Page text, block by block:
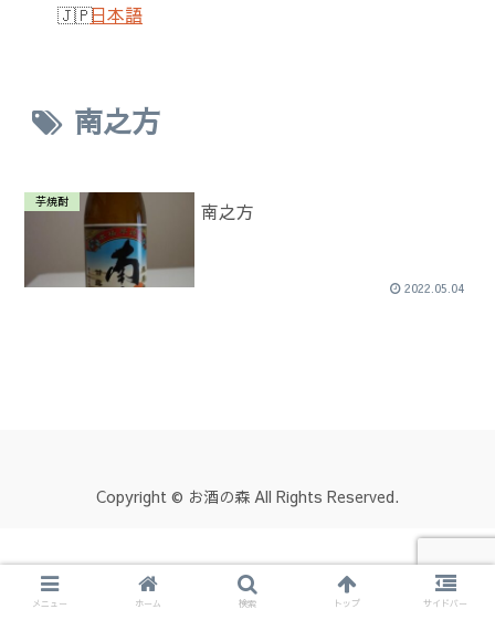
日本語
南之方
芋焼酎 南之方
2022.05.04
Copyright © お酒の森 All Rights Reserved.
メニュー ホーム 検索 トップ サイドバー